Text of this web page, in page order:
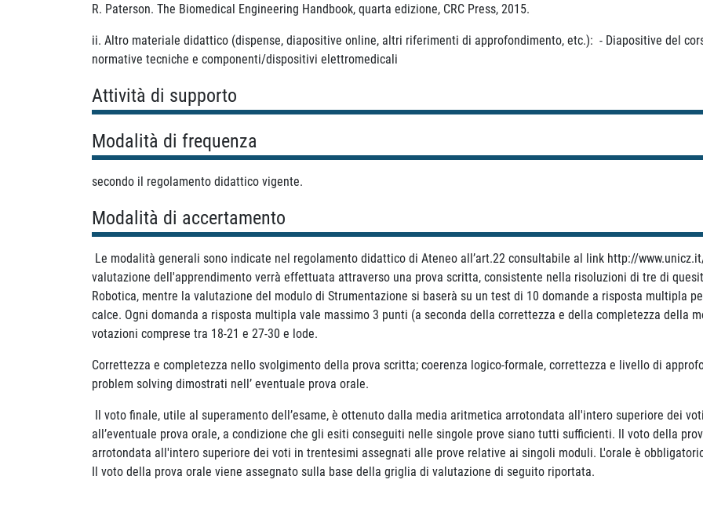
R. Paterson. The Biomedical Engineering Handbook, quarta edizione, CRC Press, 2015.
ii. Altro materiale didattico (dispense, diapositive online, altri riferimenti di approfondimento, etc.): - Diapositive del
normative tecniche e componenti/dispositivi elettromedicali
Attività di supporto
Modalità di frequenza
secondo il regolamento didattico vigente.
Modalità di accertamento
Le modalità generali sono indicate nel regolamento didattico di Ateneo all’art.22 consultabile al link http://
valutazione dell'apprendimento verrà effettuata attraverso una prova scritta, consistente nella risoluzioni di tre di
Robotica, mentre la valutazione del modulo di Strumentazione si baserà su un test di 10 domande a risposta multipla
calce. Ogni domanda a risposta multipla vale massimo 3 punti (a seconda della correttezza e della completezza della
votazioni comprese tra 18-21 e 27-30 e lode.
Correttezza e completezza nello svolgimento della prova scritta; coerenza logico-formale, correttezza e livello di
problem solving dimostrati nell’ eventuale prova orale.
Il voto finale, utile al superamento dell’esame, è ottenuto dalla media aritmetica arrotondata all'intero superiore dei
all’eventuale prova orale, a condizione che gli esiti conseguiti nelle singole prove siano tutti sufficienti. Il voto della
arrotondata all'intero superiore dei voti in trentesimi assegnati alle prove relative ai singoli moduli. L'orale è
Il voto della prova orale viene assegnato sulla base della griglia di valutazione di seguito riportata.